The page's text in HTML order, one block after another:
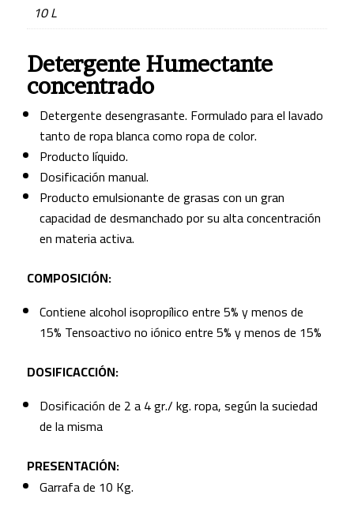
10 L
Detergente Humectante
concentrado
Detergente desengrasante. Formulado para el lavado
tanto de ropa blanca como ropa de color.
Producto líquido.
Dosificación manual.
Producto emulsionante de grasas con un gran
capacidad de desmanchado por su alta concentración
en materia activa.
COMPOSICIÓN:
Contiene alcohol isopropílico entre 5% y menos de
15% Tensoactivo no iónico entre 5% y menos de 15%
DOSIFICACCIÓN:
Dosificación de 2 a 4 gr./ kg. ropa, según la suciedad
de la misma
PRESENTACIÓN:
Garrafa de 10 Kg.